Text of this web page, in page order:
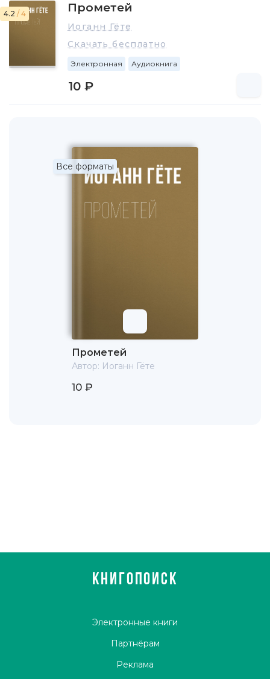
4.2 / 4 Прометей
Иоганн Гёте
Скачать бесплатно
Электронная Аудиокнига
10 ₽
Все форматы
Прометей
Автор: Иоганн Гёте
10 ₽
КНИГОПОИСК
Электронные книги
Партнёрам
Реклама